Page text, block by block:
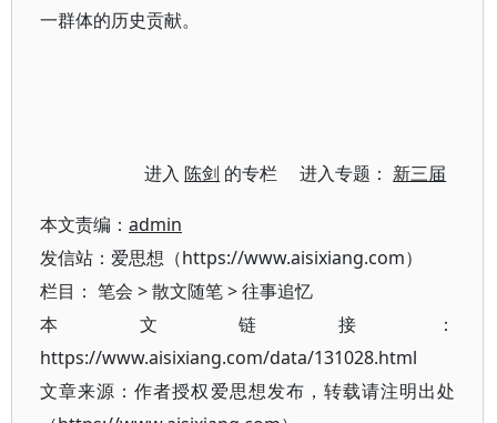
一群体的历史贡献。
进入陈剑 的专栏 进入专题： 新三届
本文责编： admin
发信站：爱思想（https://www.aisixiang.com）
栏目： 笔会 >散文随笔>往事追忆
本文链接：
https://www.aisixiang.com/data/131028.html
文章来源：作者授权爱思想发布，转载请注明出处